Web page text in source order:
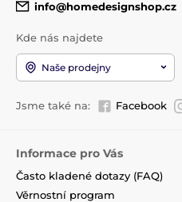
info@homedesignshop.cz
Kde nás najdete
Naše prodejny
Jsme také na: Facebook
Informace pro Vás
Často kladené dotazy (FAQ)
Věrnostní program